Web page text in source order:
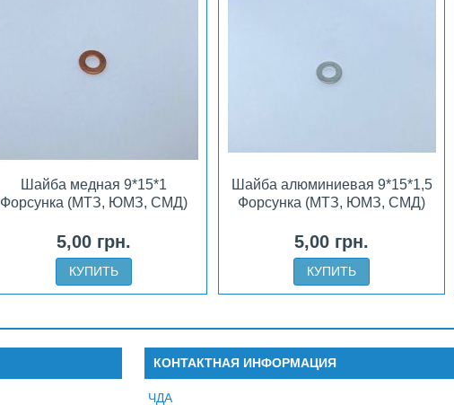
Шайба медная 9*15*1
Форсунка (МТЗ, ЮМЗ, СМД)
5,00 грн.
КУПИТЬ
Шайба алюминиевая 9*15*1,5
Форсунка (МТЗ, ЮМЗ, СМД)
5,00 грн.
КУПИТЬ
КОНТАКТНАЯ ИНФОРМАЦИЯ
ЧДА